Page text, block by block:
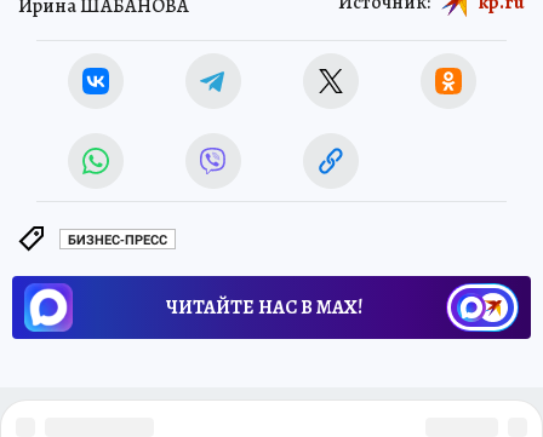
Ирина ШАБАНОВА
БИЗНЕС-ПРЕСС
ЧИТАЙТЕ НАС В МАХ!